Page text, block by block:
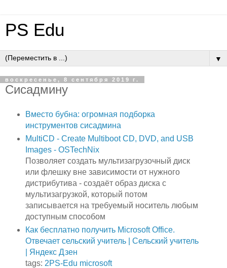
PS Edu
▼
воскресенье, 8 сентября 2019 г.
Сисадмину
Вместо бубна: огромная подборка
инструментов сисадмина
MultiCD - Create Multiboot CD, DVD, and USB
Images - OSTechNix
Позволяет создать мультизагрузочный диск
или флешку вне зависимости от нужного
дистрибутива - создаёт образ диска с
мультизагрузкой, который потом
записывается на требуемый носитель любым
доступным способом
Как бесплатно получить Microsoft Office.
Отвечает сельский учитель | Сельский учитель
| Яндекс Дзен
tags: 2PS-Edu microsoft